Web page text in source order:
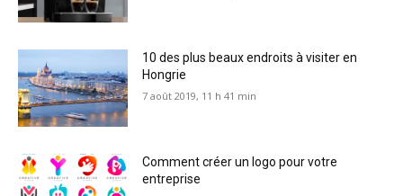
10 des plus beaux endroits à visiter en
Hongrie
7 août 2019, 11 h 41 min
Comment créer un logo pour votre
entreprise